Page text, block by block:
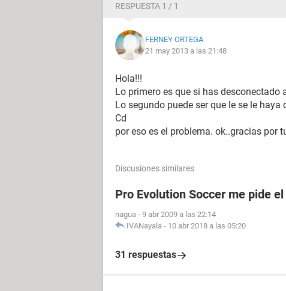
RESPUESTA 1 / 1
FERNEY ORTEGA
21 may 2013 a las 21:48
Hola!!!
Lo primero es que si has desconectado
Lo segundo puede ser que le se le
Cd
por eso es el problema. ok..gracias por
Discusiones similares
Pro Evolution Soccer me pide
nagua - 9 abr 2009 a las 22:14
IVANayala - 10 abr 2018 a las 05:20
31 respuestas